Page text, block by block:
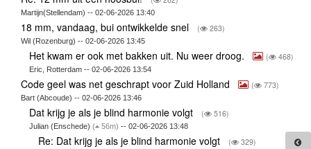
Martijn(Stellendam) -- 02-06-2026 13:40
18 mm, vandaag, bui ontwikkelde snel ( 263)
Wil (Rozenburg) -- 02-06-2026 13:45
Het kwam er ook met bakken uit. Nu weer droog. ( 468)
Eric, Rotterdam -- 02-06-2026 13:54
Code geel was net geschrapt voor Zuid Holland ( 773)
Bart (Abcoude) -- 02-06-2026 13:46
Dat krijg je als je blind harmonie volgt ( 516)
Julian (Enschede)( 56m) -- 02-06-2026 13:48
Re: Dat krijg je als je blind harmonie volgt ( 329)